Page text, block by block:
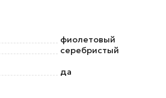
фиолетовый
серебристый
да